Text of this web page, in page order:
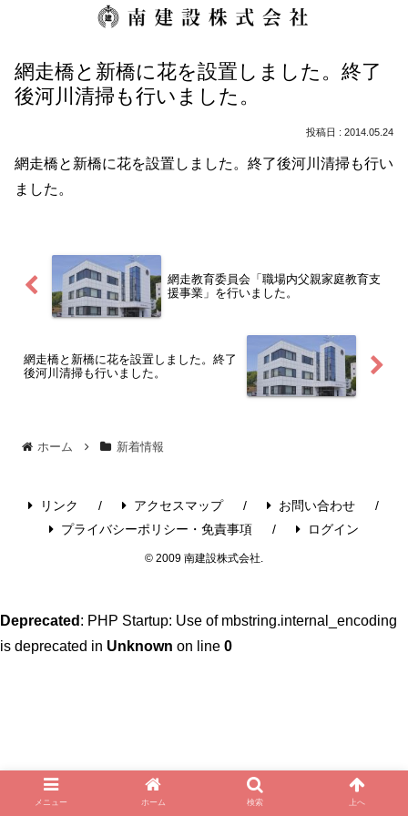
網走橋と新橋に花を設置しました。終了
後河川清掃も行いました。
2014.05.24
網走橋と新橋に花を設置しました。終了後河川清掃も行い
ました。
網走教育委員会「職場内父親家庭教育支
援事業」を行いました。
網走橋と新橋に花を設置しました。終了
後河川清掃も行いました。
ホーム 新着情報
リンク アクセスマップ
お問い合わせ
プライバシーポリシー・免責事項
ログイン
© 2009 南建設株式会社.
メニュー ホーム 検索 上へ
Deprecated : PHP Startup: Use of mbstring.internal_encoding
is deprecated in Unknown on line 0